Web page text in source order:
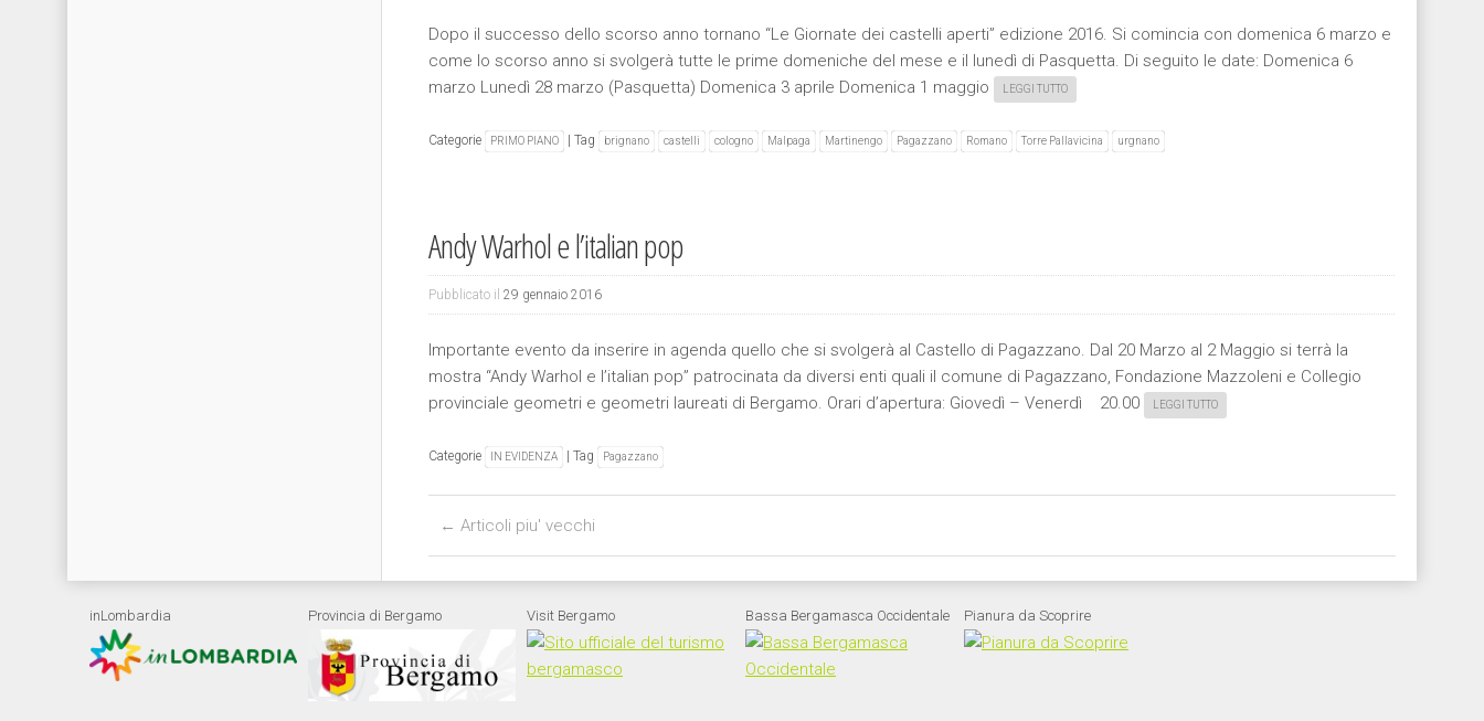
Dopo il successo dello scorso anno tornano “Le Giornate dei castelli aperti” edizione 2016. Si comincia con domenica 6 marzo e
come lo scorso anno si svolgerà tutte le prime domeniche del mese e il lunedì di Pasquetta. Di seguito le date: Domenica 6
marzo Lunedì 28 marzo (Pasquetta) Domenica 3 aprile Domenica 1 maggio
LEGGI TUTTO
Categorie PRIMO PIANO Tag brignano castelli cologno Malpaga Martinengo Pagazzano Romano Torre Pallavicina urgnano
Andy Warhol e l’italian pop
Pubblicato il 29 gennaio 2016
Importante evento da inserire in agenda quello che si svolgerà al Castello di Pagazzano. Dal 20 Marzo al 2 Maggio si terrà la
mostra “Andy Warhol e l’italian pop” patrocinata da diversi enti quali il comune di Pagazzano, Fondazione Mazzoleni e Collegio
provinciale geometri e geometri laureati di Bergamo. Orari d’apertura: Giovedì – Venerdì 20.00
LEGGI TUTTO
Categorie IN EVIDENZA Tag Pagazzano
← Articoli piu' vecchi
inLombardia Provincia di Bergamo Visit Bergamo Bassa Bergamasca Occidentale Pianura da Scoprire